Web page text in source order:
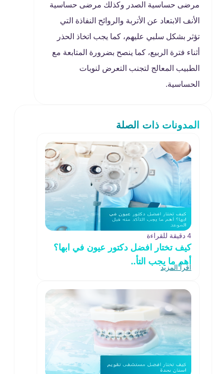
مرضى حساسية الصدر وكذلك مرضى حساسية
الأنف الابتعاد عن الأتربة والروائح النفاذة التي
تؤثر بشكل سلبي عليهم، كما يجب اتخاذ الحذر
أثناء فترة الربيع، كما ينصح بضرورة المتابعة مع
الطبيب المعالج لتجنب التعرض لنوبات
الحساسية.
المدونات ذات الصلة
4 دقيقة للقراءة
كيف تختار افضل دكتور عيون في ابها؟
أهم ما يجب التأ..
اقرأ المزيد